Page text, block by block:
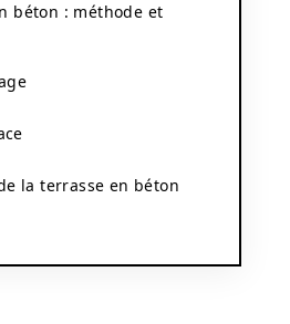
béton : méthode et
la terrasse en béton